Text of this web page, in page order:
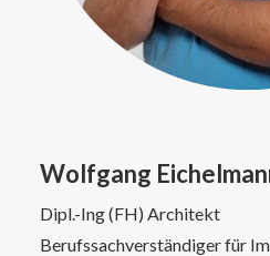
Wolfgang
Dipl.-Ing (FH) Architekt
Berufssachverständiger für